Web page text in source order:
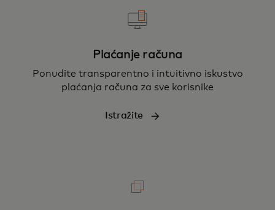
Plaćanje računa
Ponudite transparentno i intuitivno iskustvo
plaćanja računa za sve korisnike
Istražite